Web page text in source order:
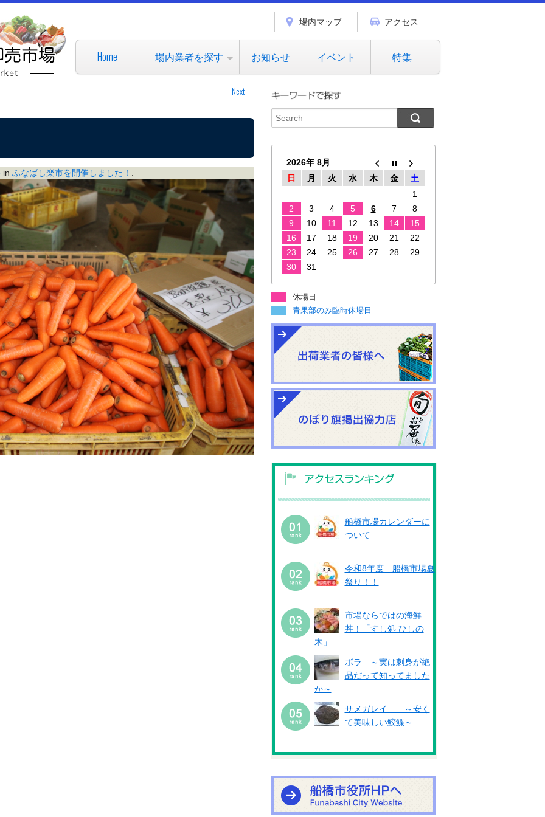
場内マップ アクセス
Home 場内業者を探す お知らせ イベント 特集
Next
in ふなばし楽市を開催しました！
2026年 8月
日
月 火 水 木 金
土
1
2
3 4 5 6 7
8
9
10 11 12 13 14
15
16
17 18 19 20 21
22
23
24 25 26 27 28
29
30
31
休場日
青果部のみ臨時休場日
船橋市場カレンダーに
ついて
令和8年度 船橋市場夏
祭り！！
市場ならではの海鮮
丼！「すし処 ひしの
木」
ボラ ～実は刺身が絶
品だって知ってました
か～
サメガレイ ～安く
て美味しい鮫鰈～